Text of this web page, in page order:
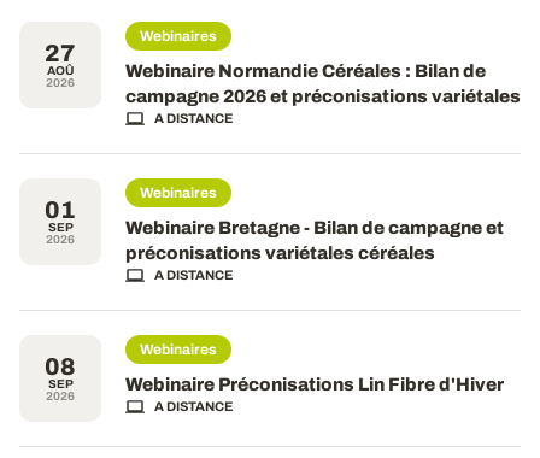
27
AOÛ
2026
Webinaires
Webinaire Normandie Céréales : Bilan de
campagne 2026 et préconisations variétales
A DISTANCE
01
SEP
2026
Webinaires
Webinaire Bretagne - Bilan de campagne et
préconisations variétales céréales
A DISTANCE
08
SEP
2026
Webinaires
Webinaire Préconisations Lin Fibre d'Hiver
A DISTANCE